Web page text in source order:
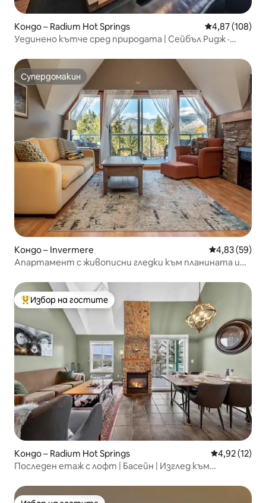
Кондо – Radium Hot Springs Средна
4,87 (108)
Уединено кътче сред природата | Сейбъл Ридж ·
Супердомакин
Супердомакин
Кондо – Invermere Средна
4,83 (59)
Апартамент с живописни гледки към планината и
Най-популярен избор на гостите
Избор на гостите
Кондо – Radium Hot Springs Средна
4,92 (12)
Последен етаж с лофт | Басейн | Изглед към